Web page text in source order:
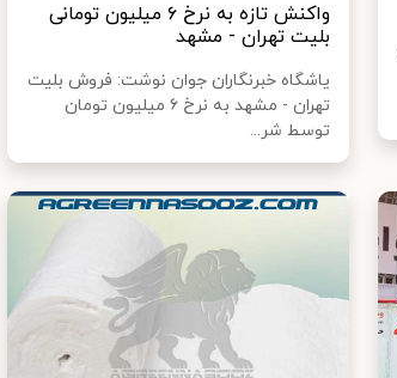
واکنش تازه به نرخ ۶ میلیون تومانی
بلیت تهران - مشهد
یاشگاه خبرنگاران جوان نوشت: فروش بلیت
تهران - مشهد به نرخ ۶ میلیون تومان
توسط شر...